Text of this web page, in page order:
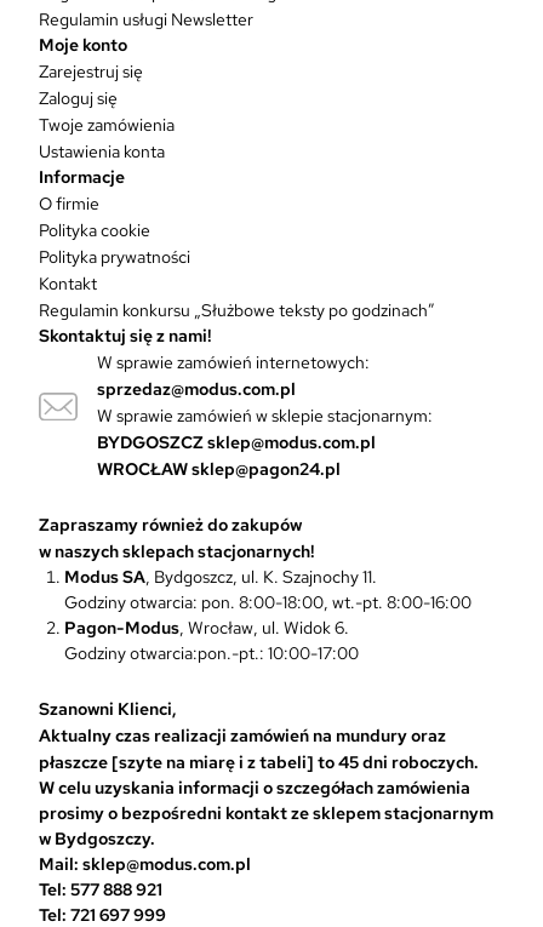
m
n
ó
w
.
O
p
j
e
m
o
ż
n
b
r
a
ć
Regulamin usługi Newsletter
Moje konto
Zarejestruj się
Zaloguj się
Twoje zamówienia
Ustawienia konta
Informacje
O firmie
Polityka cookie
Polityka prywatności
Kontakt
Regulamin konkursu „Służbowe teksty po godzinach”
Skontaktuj się z nami!
W sprawie zamówień internetowych:
sprzedaz@modus.com.pl
W sprawie zamówień w sklepie stacjonarnym:
BYDGOSZCZsklep@modus.com.pl
WROCŁAWsklep@pagon24.pl
Zapraszamy również do zakupów
w naszych sklepach stacjonarnych!
Modus SA, Bydgoszcz, ul. K. Szajnochy 11.
Godziny otwarcia: pon. 8:00-18:00, wt.-pt. 8:00-16:00
Pagon-Modus, Wrocław, ul. Widok 6.
Godziny otwarcia:pon.-pt.: 10:00-17:00
Szanowni Klienci,
Aktualny czas realizacji zamówień na mundury oraz
płaszcze [szyte na miarę i z tabeli] to 45 dni roboczych.
W celu uzyskania informacji o szczegółach zamówienia
prosimy o bezpośredni kontakt ze sklepem stacjonarnym
w Bydgoszczy.
Mail: sklep@modus.com.pl
Tel: 577 888 921
Tel: 721 697 999